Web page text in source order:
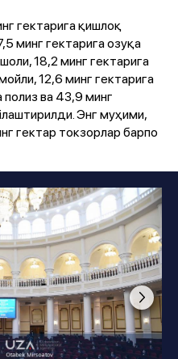
гектарига қишлоқ
минг гектарига озуқа
18,2 минг гектарига
12,6 минг гектарига
полиз ва 43,9 минг
Энг муҳими,
гектар токзорлар барпо